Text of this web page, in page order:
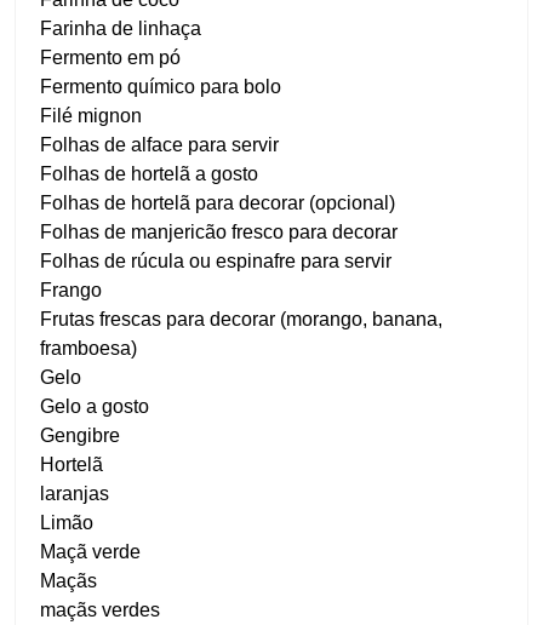
Farinha de linhaça
Fermento em pó
Fermento químico para bolo
Filé mignon
Folhas de alface para servir
Folhas de hortelã a gosto
Folhas de hortelã para decorar (opcional)
Folhas de manjericão fresco para decorar
Folhas de rúcula ou espinafre para servir
Frango
Frutas frescas para decorar (morango, banana,
framboesa)
Gelo
Gelo a gosto
Gengibre
Hortelã
laranjas
Limão
Maçã verde
Maçãs
maçãs verdes